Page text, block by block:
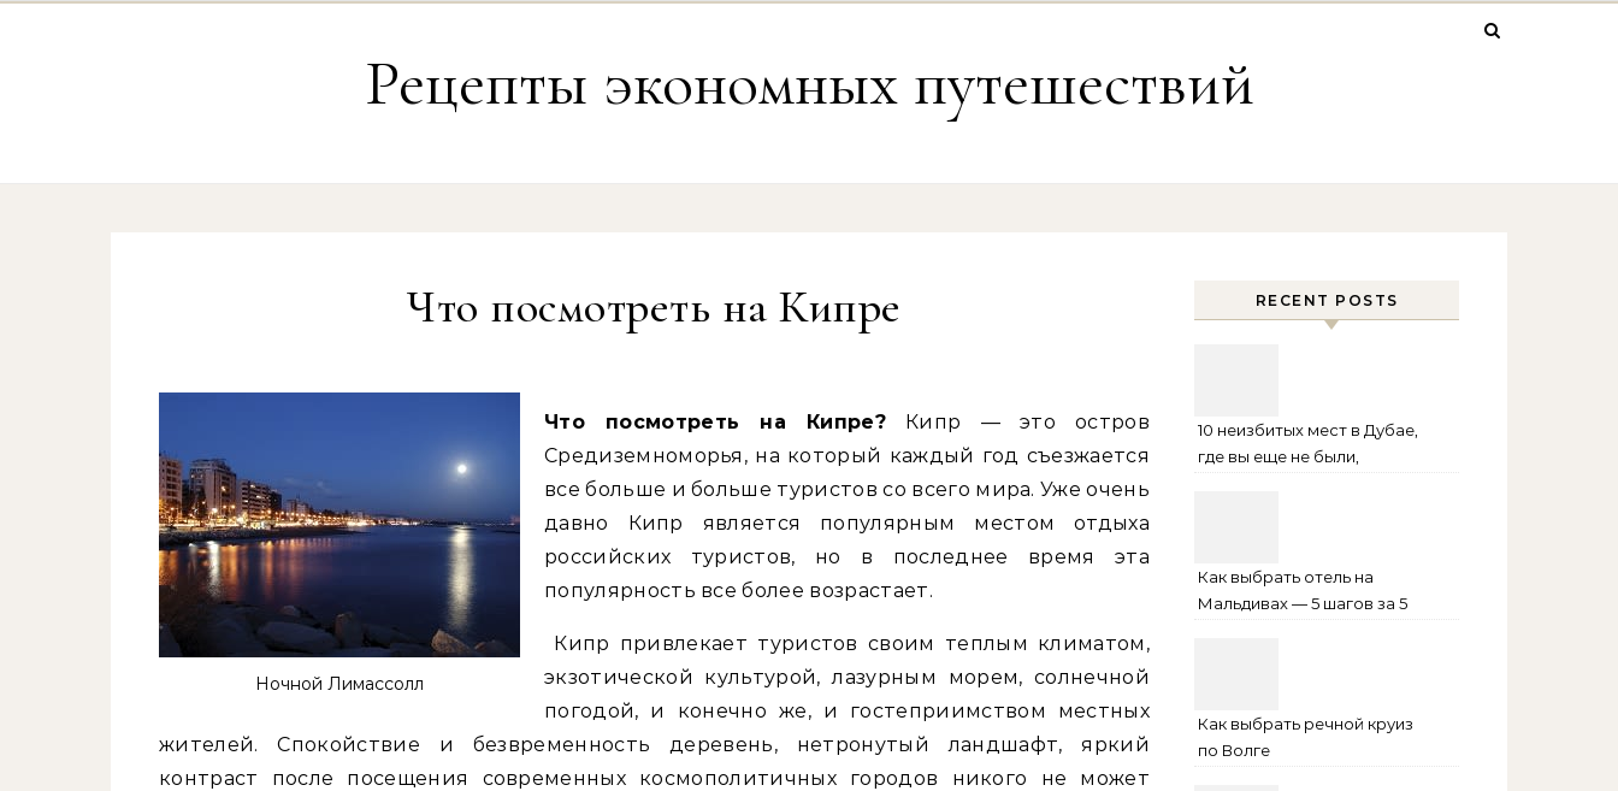
Рецепты экономных путешествий
Что посмотреть на Кипре
Ночной Лимассолл
Что посмотреть на Кипре? Кипр — это остров
Средиземноморья, на который каждый год съезжается
все больше и больше туристов со всего мира. Уже очень
давно Кипр является популярным местом отдыха
российских туристов, но в последнее время эта
популярность все более возрастает.
Кипр привлекает туристов своим теплым климатом,
экзотической культурой, лазурным морем, солнечной
погодой, и конечно же, и гостеприимством местных
жителей. Спокойствие и безвременность деревень, нетронутый ландшафт, яркий
контраст после посещения современных космополитичных городов никого не может
RECENT POSTS
10 неизбитых мест в Дубае,
где вы еще не были,
Как выбрать отель на
Мальдивах — 5 шагов за 5
Как выбрать речной круиз
по Волге